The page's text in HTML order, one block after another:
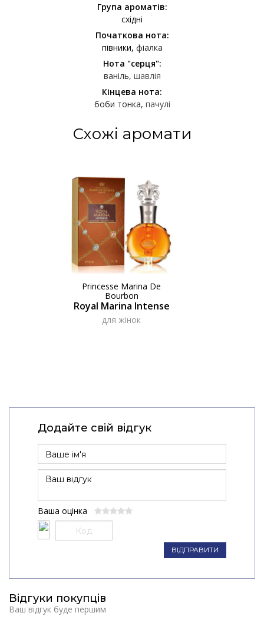
Група ароматів:
східні
Початкова нота:
півники фіалка
Нота "серця":
ваніль шавлія
Кінцева нота:
боби тонка пачулі
Схожі аромати
Princesse Marina De
Bourbon
Royal Marina Intense
для жінок
Додайте свій відгук
Ваша оцінка
ВІДПРАВИТИ
Відгуки покупців
Ваш відгук буде першим